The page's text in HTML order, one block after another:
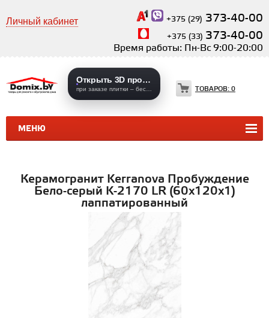
Личный кабинет +375 (29) 373-40-00
+375 (33) 373-40-00
Время работы: Пн-Вс 9:00-20:00
МЕНЮ
Открыть 3D проекты
ТОВАРОВ: 0
КЕРАМИЧЕСКАЯ ПЛИТКА
Керамогранит Kerranova Пробуждение
Бело-серый K-2170 LR (60x120х1)
лаппатированный